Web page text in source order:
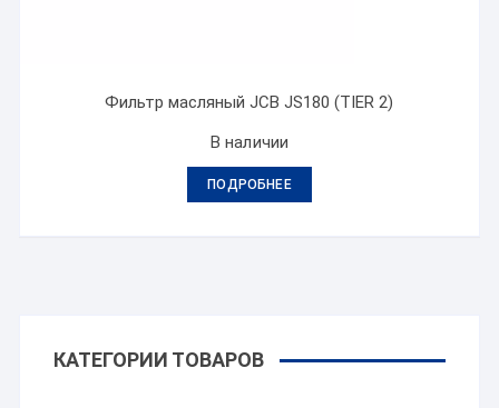
Фильтр масляный JCB JS180 (TIER 2)
В наличии
ПОДРОБНЕЕ
КАТЕГОРИИ ТОВАРОВ